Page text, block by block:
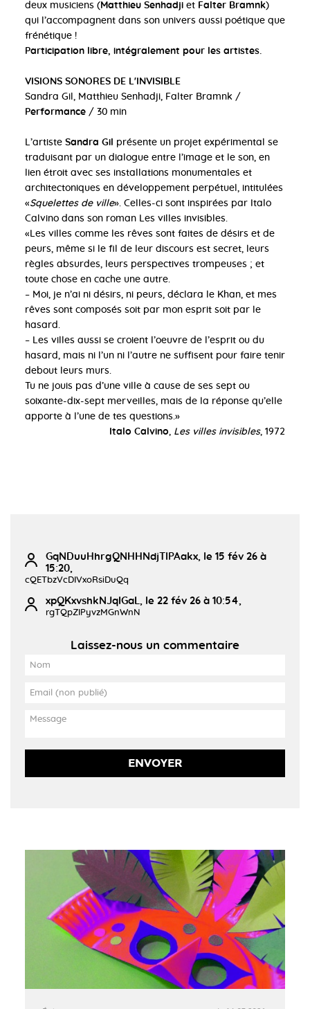
deux musiciens (Matthieu Senhadjiet Falter Bramnk)
qui l’accompagnent dans son univers aussi poétique que
frénétique !
Participation libre, intégralement pour les artistes.
VISIONS SONORES DE L'INVISIBLE
Sandra Gil, Matthieu Senhadji, Falter Bramnk /
Performance/ 30 min
L’artiste Sandra Gil présente un projet expérimental se
traduisant par un dialogue entre l’image et le son, en
lien étroit avec ses installations monumentales et
architectoniques en développement perpétuel, intitulées
«Squelettes de ville». Celles-ci sont inspirées par Italo
Calvino dans son roman Les villes invisibles.
«Les villes comme les rêves sont faites de désirs et de
peurs, même si le fil de leur discours est secret, leurs
règles absurdes, leurs perspectives trompeuses ; et
toute chose en cache une autre.
– Moi, je n’ai ni désirs, ni peurs, déclara le Khan, et mes
rêves sont composés soit par mon esprit soit par le
hasard.
– Les villes aussi se croient l’oeuvre de l’esprit ou du
hasard, mais ni l’un ni l’autre ne suffisent pour faire tenir
debout leurs murs.
Tu ne jouis pas d’une ville à cause de ses sept ou
soixante-dix-sept merveilles, mais de la réponse qu’elle
apporte à l’une de tes questions.»
Italo Calvino, Les villes invisibles, 1972
GqNDuuHhrgQNHHNdjTlPAakx, le 15 fév 26 à
15:20,
cQETbzVcDIVxoRsiDuQq
xpQKxvshkNJqIGaL, le 22 fév 26 à 10:54,
rgTQpZIPyvzMGnWnN
Laissez-nous un commentaire
ENVOYER